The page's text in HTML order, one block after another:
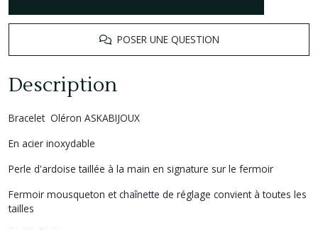
POSER UNE QUESTION
Description
Bracelet Oléron ASKABIJOUX
En acier inoxydable
Perle d'ardoise taillée à la main en signature sur le fermoir
Fermoir mousqueton et chaînette de réglage convient à toutes les
tailles